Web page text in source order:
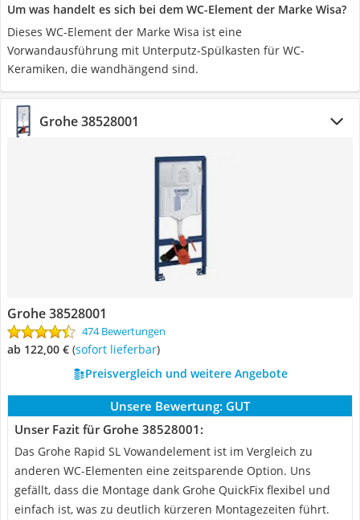
Um was handelt es sich bei dem WC-Element der Marke Wisa?
Dieses WC-Element der Marke Wisa ist eine
Vorwandausführung mit Unterputz-Spülkasten für WC-
Keramiken, die wandhängend sind.
Grohe 38528001
Grohe 38528001
474 Bewertungen
ab 122,00 € ( Sofort lieferbar)
Preisvergleich und weitere Angebote
Unsere Bewertung: GUT
Unser Fazit für Grohe 38528001:
Das Grohe Rapid SL Vowandelement ist im Vergleich zu
anderen WC-Elementen eine zeitsparende Option. Uns
gefällt, dass die Montage dank Grohe QuickFix flexibel und
einfach ist, was zu deutlich kürzeren Montagezeiten führt.